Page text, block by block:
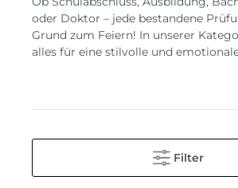
oder Doktor – jede bestandene
Grund zum Feiern! In unserer
alles für eine stilvolle und
Filter